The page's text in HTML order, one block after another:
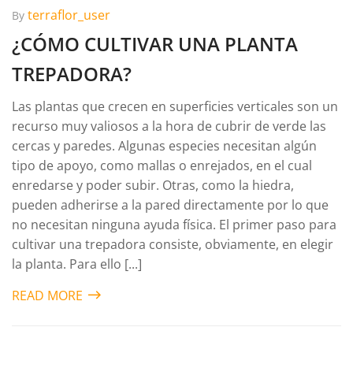
By terraflor_user
¿CÓMO CULTIVAR UNA PLANTA
TREPADORA?
Las plantas que crecen en superficies verticales son un
recurso muy valiosos a la hora de cubrir de verde las
cercas y paredes. Algunas especies necesitan algún
tipo de apoyo, como mallas o enrejados, en el cual
enredarse y poder subir. Otras, como la hiedra,
pueden adherirse a la pared directamente por lo que
no necesitan ninguna ayuda física. El primer paso para
cultivar una trepadora consiste, obviamente, en elegir
la planta. Para ello [...]
READ MORE